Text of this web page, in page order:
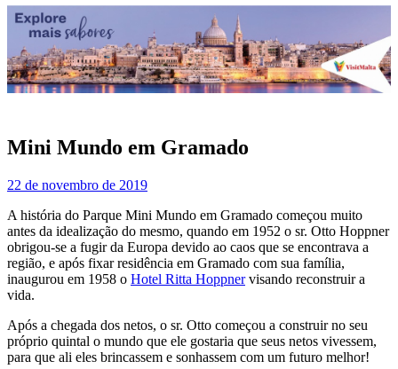
Mini Mundo em Gramado
22 de novembro de 2019
A história do Parque Mini Mundo em Gramado começou muito
antes da idealização do mesmo, quando em 1952 o sr. Otto Hoppner
obrigou-se a fugir da Europa devido ao caos que se encontrava a
região, e após fixar residência em Gramado com sua família,
inaugurou em 1958 o Hotel Ritta Hoppnervisando reconstruir a
vida.
Após a chegada dos netos, o sr. Otto começou a construir no seu
próprio quintal o mundo que ele gostaria que seus netos vivessem,
para que ali eles brincassem e sonhassem com um futuro melhor!